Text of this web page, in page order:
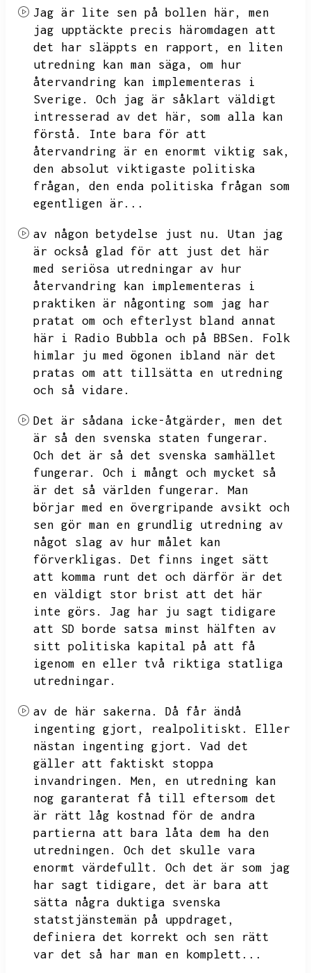
Jag är lite sen på bollen här,
men
jag upptäckte precis häromdagen att
det har släppts en rapport,
en liten
utredning kan man säga,
om hur
återvandring kan implementeras i
Sverige.
Och jag är såklart väldigt
intresserad av det här,
som alla kan
förstå.
Inte bara för att
återvandring är en enormt viktig sak,
den absolut viktigaste politiska
frågan,
den enda politiska frågan som
egentligen är...
av någon betydelse just nu.
Utan jag
är också glad för att just det här
med seriösa utredningar av hur
återvandring kan implementeras i
praktiken är någonting som jag har
pratat om och efterlyst bland annat
här i Radio Bubbla och på BBSen.
Folk
himlar ju med ögonen ibland när det
pratas om att tillsätta en utredning
och så vidare.
Det är sådana icke-åtgärder,
men det
är så den svenska staten fungerar.
Och det är så det svenska samhället
fungerar.
Och i mångt och mycket så
är det så världen fungerar.
Man
börjar med en övergripande avsikt och
sen gör man en grundlig utredning av
något slag av hur målet kan
förverkligas.
Det finns inget sätt
att komma runt det och därför är det
en väldigt stor brist att det här
inte görs.
Jag har ju sagt tidigare
att SD borde satsa minst hälften av
sitt politiska kapital på att få
igenom en eller två riktiga statliga
utredningar.
av de här sakerna.
Då får ändå
ingenting gjort,
realpolitiskt.
Eller
nästan ingenting gjort.
Vad det
gäller att faktiskt stoppa
invandringen.
Men,
en utredning kan
nog garanterat få till eftersom det
är rätt låg kostnad för de andra
partierna att bara låta dem ha den
utredningen.
Och det skulle vara
enormt värdefullt.
Och det är som jag
har sagt tidigare,
det är bara att
sätta några duktiga svenska
statstjänstemän på uppdraget,
definiera det korrekt och sen rätt
var det så har man en komplett...